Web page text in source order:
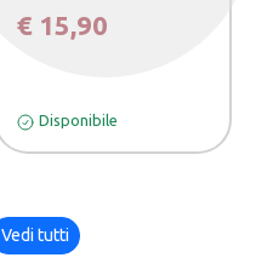
€ 15,90
Disponibile
Vedi tutti